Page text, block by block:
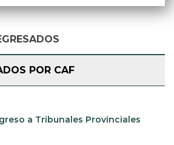
POR CAF
a Tribunales Provinciales